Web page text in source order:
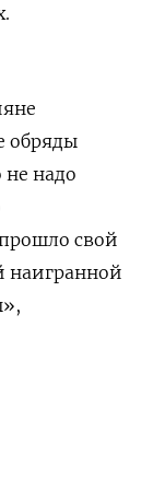
обряды
надо
свой
наигранной